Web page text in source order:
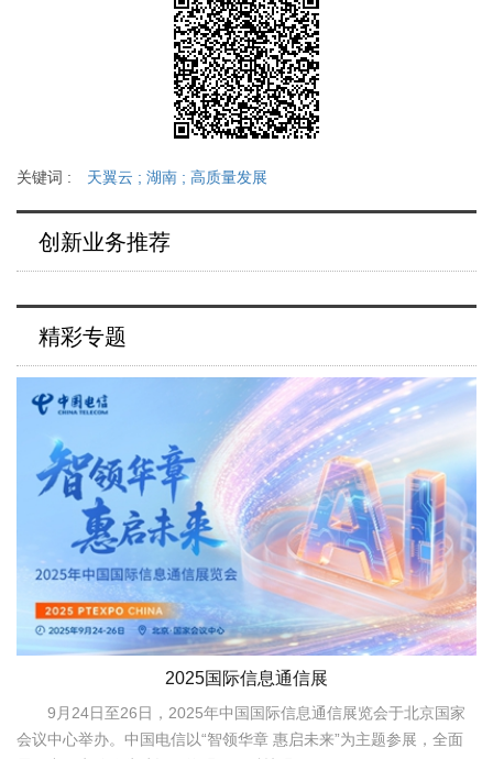
关键词 : 天翼云 ; 湖南 ; 高质量发展
创新业务推荐
精彩专题
2025国际信息通信展
9月24日至26日，2025年中国国际信息通信展览会于北京国家
会议中心举办。中国电信以“智领华章 惠启未来”为主题参展，全面